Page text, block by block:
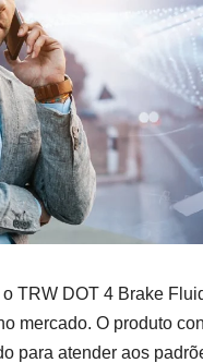
TRW DOT 4 Brake
mercado. O produto
para atender aos